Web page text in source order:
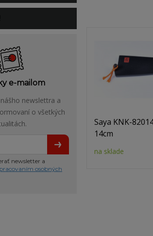
e-mailom
newslettra a
o všetkých
newsletter a
osobných
Saya KNK-
14cm
na sklade